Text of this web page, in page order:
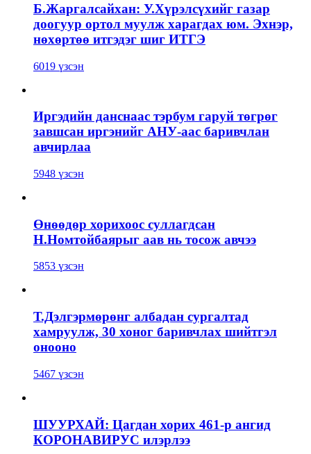
Б.Жаргалсайхан: У.Хүрэлсүхийг газар
доогуур ортол муулж харагдах юм. Эхнэр,
нөхөртөө итгэдэг шиг ИТГЭ
6019 үзсэн
Иргэдийн данснаас тэрбум гаруй төгрөг
завшсан иргэнийг АНУ-аас баривчлан
авчирлаа
5948 үзсэн
Өнөөдөр хорихоос суллагдсан
Н.Номтойбаярыг аав нь тосож авчээ
5853 үзсэн
Т.Дэлгэрмөрөнг албадан сургалтад
хамруулж, 30 хоног баривчлах шийтгэл
онооно
5467 үзсэн
ШУУРХАЙ: Цагдан хорих 461-р ангид
КОРОНАВИРУС илэрлээ